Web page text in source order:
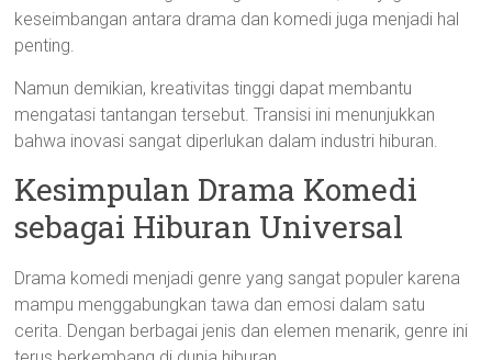
keseimbangan antara drama dan komedi juga menjadi hal
penting.
Namun demikian, kreativitas tinggi dapat membantu
mengatasi tantangan tersebut. Transisi ini menunjukkan
bahwa inovasi sangat diperlukan dalam industri hiburan.
Kesimpulan Drama Komedi
sebagai Hiburan Universal
Drama komedi menjadi genre yang sangat populer karena
mampu menggabungkan tawa dan emosi dalam satu
cerita. Dengan berbagai jenis dan elemen menarik, genre ini